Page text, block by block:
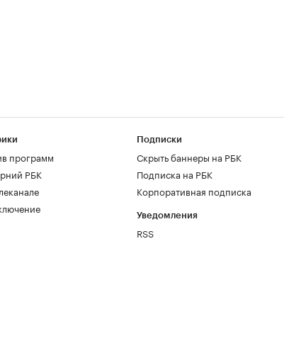
программ
РБК
Подписки
Скрыть баннеры на РБК
Подписка на РБК
Корпоративная подписка
Уведомления
RSS